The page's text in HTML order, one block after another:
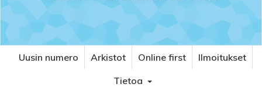
Uusin numero Arkistot Online first
Ilmoitukset
Tietoa